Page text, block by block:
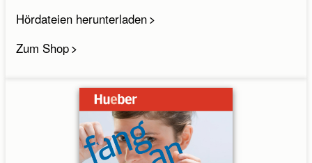
Hördateien herunterladen
Zum Shop